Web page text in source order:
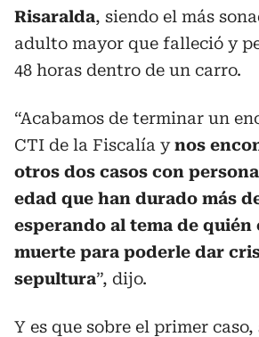
Risaralda, siendo el más
adulto mayor que falleció y
48 horas dentro de un carro.
“Acabamos de terminar un
CTI de la Fiscalía ynos
otros dos casos con
edad que han durado más
esperando al tema de
muerte para poderle dar
sepultura”, dijo.
Y es que sobre el primer caso,